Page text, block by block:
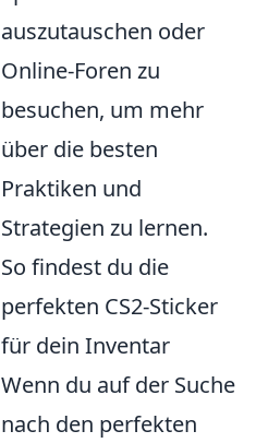
auszutauschen oder
Online-Foren zu
besuchen, um mehr
über die besten
Praktiken und
Strategien zu lernen.
So findest du die
perfekten CS2-Sticker
für dein Inventar
Wenn du auf der Suche
nach den perfekten